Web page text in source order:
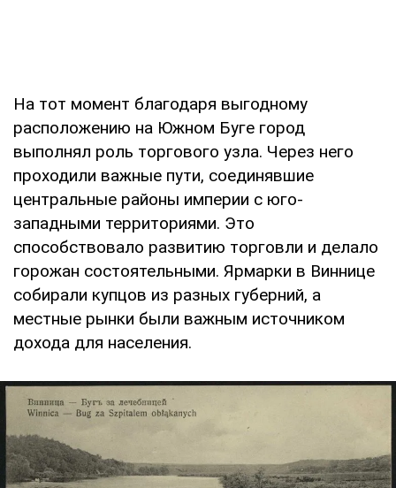
На тот момент благодаря выгодному
расположению на Южном Буге город
выполнял роль торгового узла. Через него
проходили важные пути, соединявшие
центральные районы империи с юго-
западными территориями. Это
способствовало развитию торговли и делало
горожан состоятельными. Ярмарки в Виннице
собирали купцов из разных губерний, а
местные рынки были важным источником
дохода для населения.